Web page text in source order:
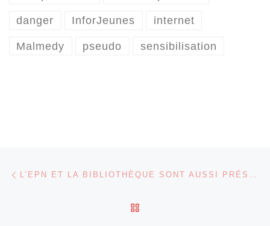
danger InforJeunes internet
Malmedy pseudo sensibilisation
Parcourir les articles L’EPN ET LA BIBLIOTHÈQUE SONT AUSSI PRÉSENTS SUR…